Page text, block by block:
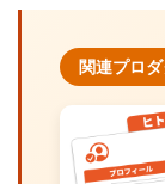
関連プロ